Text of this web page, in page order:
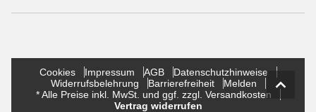
Cookies Impressum AGB
Datenschutzhinweise
Widerrufsbelehrung
Barrierefreiheit
Melden
* Alle Preise inkl. MwSt. und ggf. zzgl. Versandkosten
Vertrag widerrufen